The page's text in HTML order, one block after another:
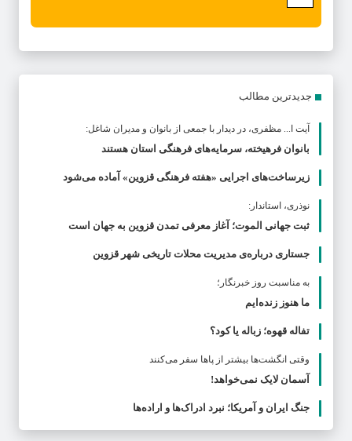
جدیدترین مطالب
آیت ا... مظفری، در دیدار با جمعی از بانوان و مدیران شاغل:
بانوان فرهیخته، سرمایه‌های فرهنگی استان هستند
زیرساخت‌های اجرایی «هفته فرهنگی قزوین» آماده می‌شود
نوذری، استاندار:
ثبت جهانی الموت؛ آغاز معرفی تمدن قزوین به جهان است
جستاری درباره‌ی مدیریت محلات تاریخی شهر قزوین
به مناسبت روز خبرنگار؛
ما هنوز زنده‌ایم
تفاله قهوه؛ زباله یا کود؟
وقتی انگشت‌ها بیشتر از پاها سفر می‌کنند
آسمان لایک نمی‌خواهد!
جنگ ایران و آمریکا؛ نبرد ادراک‌ها و اراده‌ها